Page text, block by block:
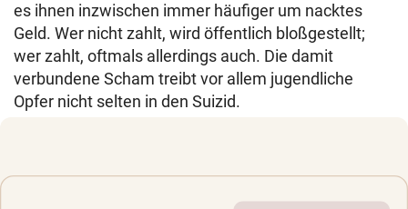
es ihnen inzwischen immer häufiger um nacktes
Geld. Wer nicht zahlt, wird öffentlich bloßgestellt;
wer zahlt, oftmals allerdings auch. Die damit
verbundene Scham treibt vor allem jugendliche
Opfer nicht selten in den Suizid.